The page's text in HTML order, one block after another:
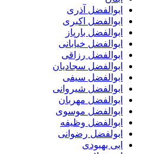
ابوالفضل آذری
ابوالفضل اکبری
ابوالفضل بارپاز
ابوالفضل خیابانی
ابوالفضل رزاقی
ابوالفضل سجادیان
ابوالفضل سیفی
ابوالفضل شیروانی
ابوالفضل مهربان
ابوالفضل موسوی
ابوالفضل وظیفه
ابولفضل رضوانی
ابی بهبودی